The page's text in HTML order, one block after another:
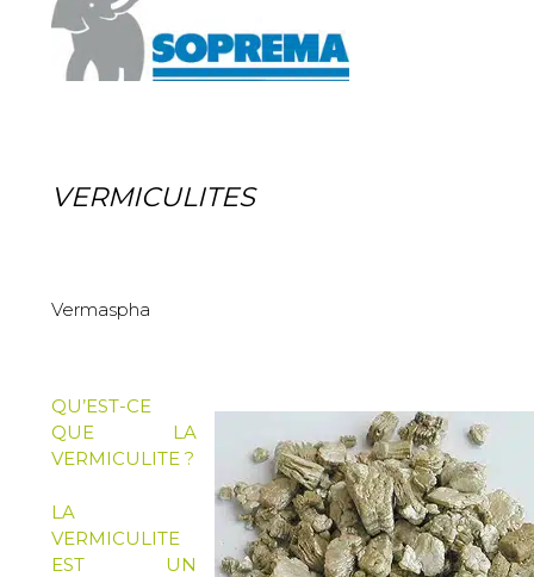
VERMICULITES
Vermaspha
QU’EST-CE
QUE LA
VERMICULITE ?
LA
VERMICULITE
EST UN